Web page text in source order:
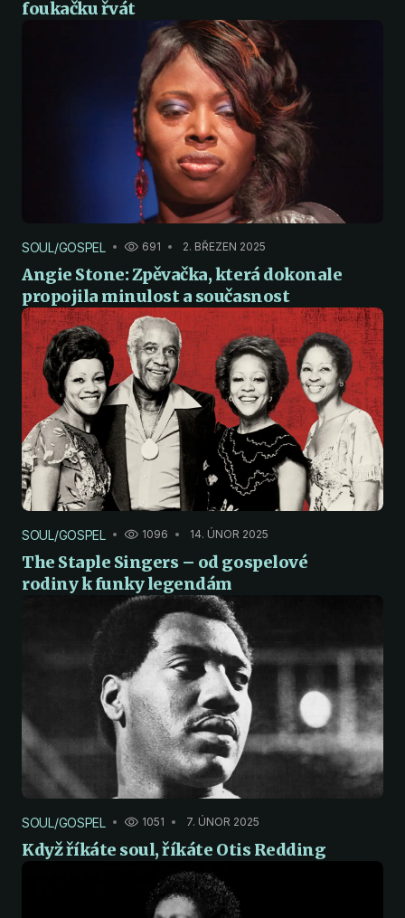
foukačku řvát
SOUL/GOSPEL 691 2. BŘEZEN 2025
Angie Stone: Zpěvačka, která dokonale
propojila minulost a současnost
SOUL/GOSPEL 1096 14. ÚNOR 2025
The Staple Singers – od gospelové
rodiny k funky legendám
SOUL/GOSPEL 1051 7. ÚNOR 2025
Když říkáte soul, říkáte Otis Redding